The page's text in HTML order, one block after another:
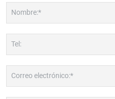
Nombre:*
Tel:
Correo electrónico:*